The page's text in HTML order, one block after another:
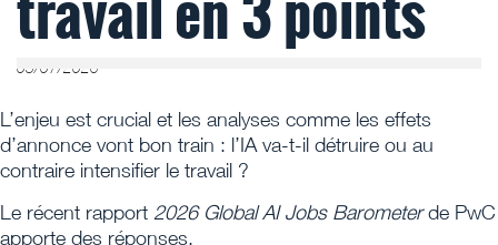
03/07/2026
L’enjeu est crucial et les analyses comme les effets
d’annonce vont bon train : l’IA va-t-il détruire ou au
contraire intensifier le travail ?
Le récent rapport 2026 Global AI Jobs Barometerde PwC
apporte des réponses.